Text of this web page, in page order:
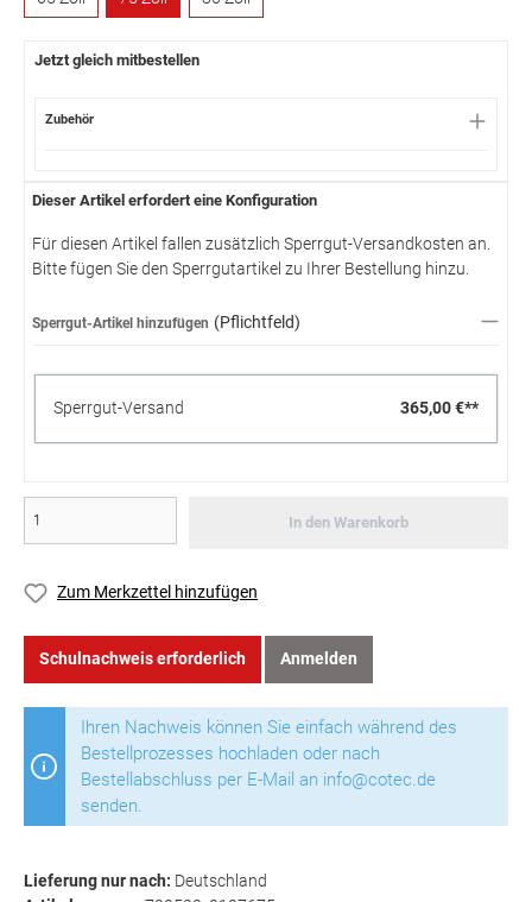
Jetzt gleich mitbestellen
Zubehör
Dieser Artikel erfordert eine Konfiguration
Für diesen Artikel fallen zusätzlich Sperrgut-Versandkosten an.
Bitte fügen Sie den Sperrgutartikel zu Ihrer Bestellung hinzu.
Sperrgut-Artikel hinzufügen (Pflichtfeld)
Sperrgut-Versand 365,00 €**
In den Warenkorb
Zum Merkzettel hinzufügen
Schulnachweis erforderlich Anmelden
Ihren Nachweis können Sie einfach während des
Bestellprozesses hochladen oder nach
Bestellabschluss per E-Mail an info@cotec.de
senden.
Lieferung nur nach: Deutschland